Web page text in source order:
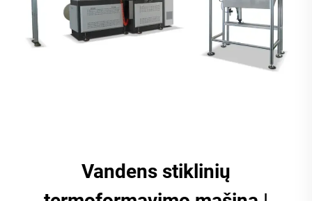
Vandens stiklinių